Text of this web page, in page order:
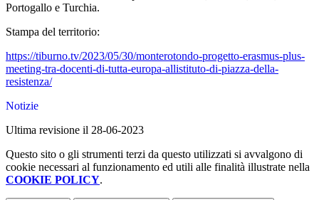
Portogallo e Turchia.
Stampa del territorio:
https://tiburno.tv/2023/05/30/monterotondo-progetto-erasmus-plus-
meeting-tra-docenti-di-tutta-europa-allistituto-di-piazza-della-
resistenza/
Notizie
Ultima revisione il 28-06-2023
Questo sito o gli strumenti terzi da questo utilizzati si avvalgono di
cookie necessari al funzionamento ed utili alle finalità illustrate nella
COOKIE POLICY.